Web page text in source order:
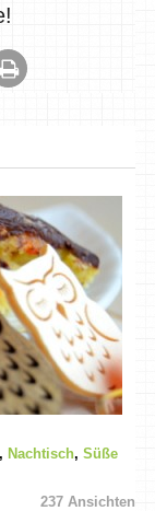
Nachtisch, Süße
237 Ansichten